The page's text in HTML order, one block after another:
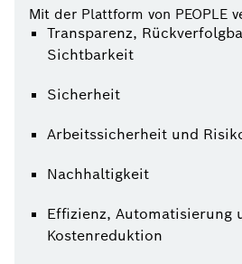
Mit der Plattform von PEOPLE
Transparenz,
Sichtbarkeit
Sicherheit
Arbeitssicherheit und
Nachhaltigkeit
Effizienz, Automatisierung
Kostenreduktion